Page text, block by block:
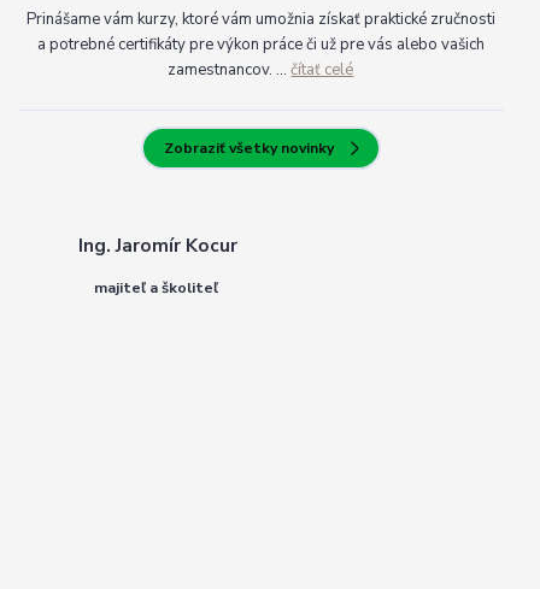
Prinášame vám kurzy, ktoré vám umožnia získať praktické zručnosti
a potrebné certifikáty pre výkon práce či už pre vás alebo vašich
zamestnancov. ...čítať celé
Zobraziť všetky novinky
Ing. Jaromír Kocur
majiteľ a školiteľ